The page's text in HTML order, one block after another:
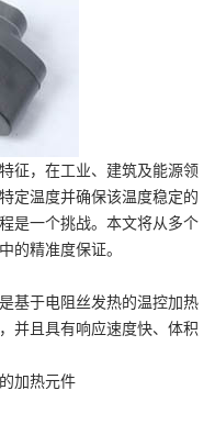
征，在工业、建筑及能源领
定温度并确保该温度稳定的
是一个挑战。本文将从多个
的精准度保证。
基于电阻丝发热的温控加热
并且具有响应速度快、体积
加热元件